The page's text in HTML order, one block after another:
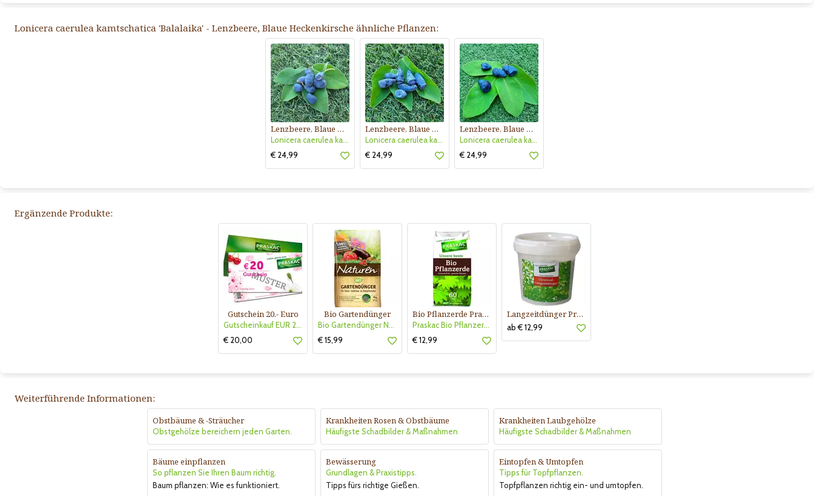
Lonicera caerulea kamtschatica 'Balalaika' - Lenzbeere, Blaue Heckenkirsche ähnliche Pflanzen:
Lenzbeere, Blaue Heckenkirsche
Lonicera caerulea kamtschatica 'Blue Velvet'
€ 24,99
Lenzbeere, Blaue Heckenkirsche
Lonicera caerulea kamtschatica 'Eisbär'
€ 24,99
Lenzbeere, Blaue Heckenkirsche
Lonicera caerulea kamtschatica 'Kalinka'
€ 24,99
Ergänzende Produkte:
Gutschein 20.- Euro
Gutscheinkauf EUR 20.-
€ 20,00
Bio Gartendünger
Bio Gartendünger Naturen
€ 15,99
Bio Pflanzerde Praskac
Praskac Bio Pflanzerde
€ 12,99
Langzeitdünger Praskac
ab € 12,99
Weiterführende Informationen:
Obstbäume & -Sträucher
Obstgehölze bereichern jeden Garten.
Krankheiten Rosen & Obstbäume
Häufigste Schadbilder & Maßnahmen
Krankheiten Laubgehölze
Häufigste Schadbilder & Maßnahmen
Bäume einpflanzen
So pflanzen Sie Ihren Baum richtig.
Baum pflanzen: Wie es funktioniert.
Bewässerung
Grundlagen & Praxistipps.
Tipps fürs richtige Gießen.
Eintopfen & Umtopfen
Tipps für Topfpflanzen.
Topfpflanzen richtig ein- und umtopfen.